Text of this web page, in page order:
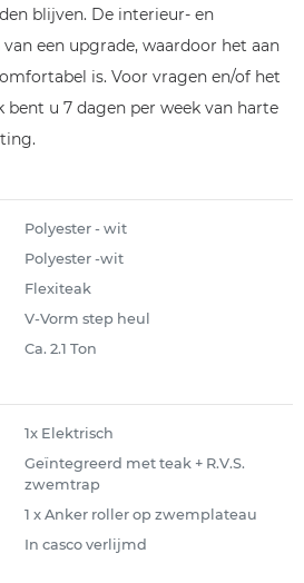
blijven. De interieur- en
een upgrade, waardoor het aan
is. Voor vragen en/of het
bent u 7 dagen per week van harte
Polyester - wit
Polyester -wit
Flexiteak
V-Vorm step heul
Ca. 2.1 Ton
1x Elektrisch
Geïntegreerd met teak + R.V.S.
zwemtrap
1 x Anker roller op zwemplateau
In casco verlijmd